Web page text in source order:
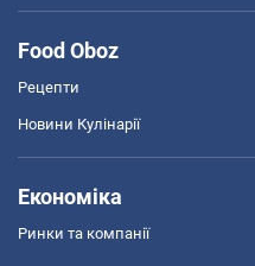
Food Oboz
Рецепти
Новини Кулінарії
Економіка
Ринки та компанії